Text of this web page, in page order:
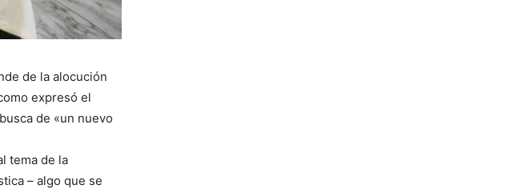
de la alocución
expresó el
de «un nuevo
tema de la
– algo que se